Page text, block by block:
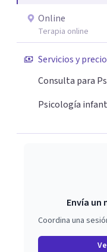
Online
Terapia online
Servicios y
Consulta para
Psicología
Envía un
Coordina una